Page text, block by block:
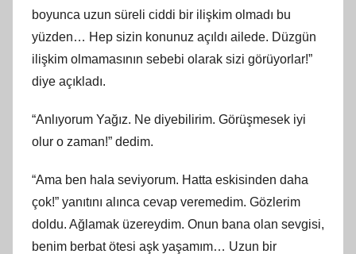
boyunca uzun süreli ciddi bir ilişkim olmadı bu
yüzden… Hep sizin konunuz açıldı ailede. Düzgün
ilişkim olmamasının sebebi olarak sizi görüyorlar!”
diye açıkladı.
“Anlıyorum Yağız. Ne diyebilirim. Görüşmesek iyi
olur o zaman!” dedim.
“Ama ben hala seviyorum. Hatta eskisinden daha
çok!” yanıtını alınca cevap veremedim. Gözlerim
doldu. Ağlamak üzereydim. Onun bana olan sevgisi,
benim berbat ötesi aşk yaşamım… Uzun bir